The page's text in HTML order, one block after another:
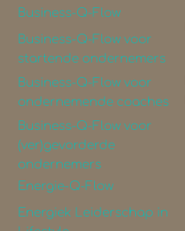
Business-Q-Flow
Business-Q-Flow voor
startende ondernemers
Business-Q-Flow voor
ondernemende coaches
Business-Q-Flow voor
(ver)gevorderde
ondernemers
Energie-Q-Flow
Energiek Leiderschap in